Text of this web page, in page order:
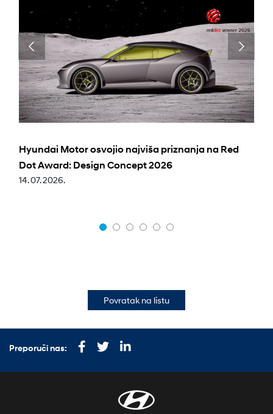
Hyundai Motor osvojio najviša priznanja na Red
Dot Award: Design Concept 2026
14. 07. 2026.
Povratak na listu
Preporuči nas: